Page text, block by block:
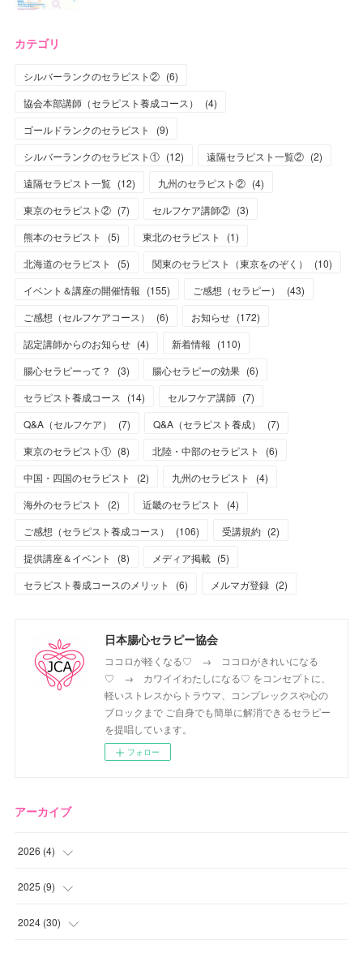
カテゴリ
シルバーランクのセラピスト② (6)
協会本部講師（セラピスト養成コース）
(4)
ゴールドランクのセラピスト
(9)
シルバーランクのセラピスト① (12) 遠隔セラピスト一覧② (2)
遠隔セラピスト一覧 (12) 九州のセラピスト② (4)
東京のセラピスト② (7) セルフケア講師② (3)
熊本のセラピスト
(5) 東北のセラピスト (1)
北海道のセラピスト
(5) 関東のセラピスト（東京をのぞく） (10)
イベント＆講座の開催情報 (155) ご感想（セラピー） (43)
ご感想（セルフケアコース）
(6) お知らせ (172)
認定講師からのお知らせ (4) 新着情報 (110)
腸心セラピーって？
(3) 腸心セラピーの効果 (6)
セラピスト養成コース
(14) セルフケア講師 (7)
Q&A（セルフケア）
(7) Q&A（セラピスト養成） (7)
東京のセラピスト① (8) 北陸・中部のセラピスト (6)
中国・四国のセラピスト
(2) 九州のセラピスト (4)
海外のセラピスト
(2) 近畿のセラピスト (4)
ご感想（セラピスト養成コース）
(106) 受講規約 (2)
提供講座＆イベント
(8) メディア掲載 (5)
セラピスト養成コースのメリット
(6) メルマガ登録 (2)
日本腸心セラピー協会
ココロが軽くなる♡ → ココロがきれいになる
♡ → カワイイわたしになる♡ をコンセプトに、
軽いストレスからトラウマ、コンプレックスや心の
ブロックまで ご自身でも簡単に解消できるセラピー
を提唱しています。
フォロー
アーカイブ
2026 (4)
( )
(1
2025 (9)
(2
2024 (30)